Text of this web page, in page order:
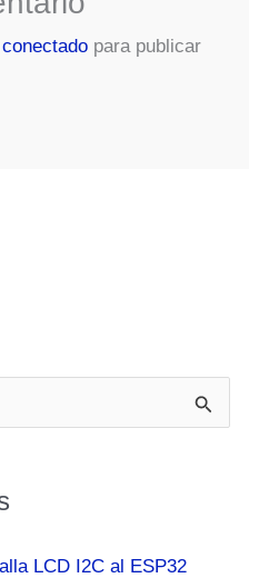
conectadopara publicar
LCD I2C al ESP32